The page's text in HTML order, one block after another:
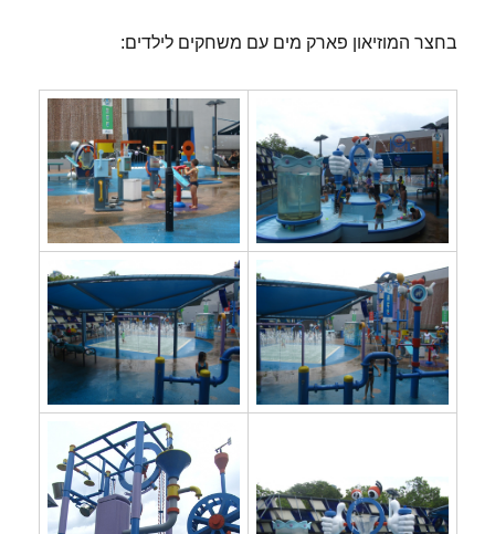
בחצר המוזיאון פארק מים עם משחקים לילדים: